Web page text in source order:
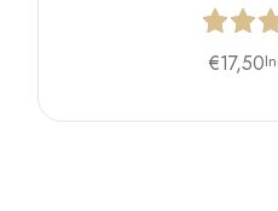
€17,50